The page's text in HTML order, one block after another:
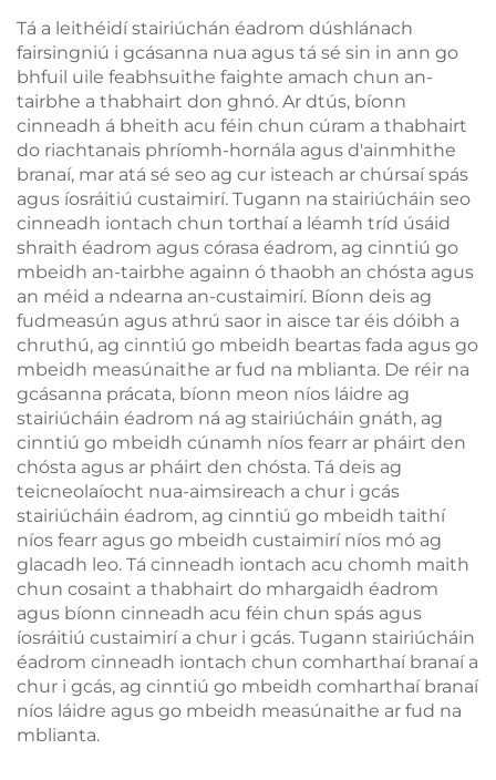
Tá a leithéidí stairiúchán éadrom dúshlánach
fairsingniú i gcásanna nua agus tá sé sin in ann go
bhfuil uile feabhsuithe faighte amach chun an-
tairbhe a thabhairt don ghnó. Ar dtús, bíonn
cinneadh á bheith acu féin chun cúram a thabhairt
do riachtanais phríomh-hornála agus d'ainmhithe
branaí, mar atá sé seo ag cur isteach ar chúrsaí spás
agus íosráitiú custaimirí. Tugann na stairiúcháin seo
cinneadh iontach chun torthaí a léamh tríd úsáid
shraith éadrom agus córasa éadrom, ag cinntiú go
mbeidh an-tairbhe againn ó thaobh an chósta agus
an méid a ndearna an-custaimirí. Bíonn deis ag
fudmeasún agus athrú saor in aisce tar éis dóibh a
chruthú, ag cinntiú go mbeidh beartas fada agus go
mbeidh measúnaithe ar fud na mblianta. De réir na
gcásanna prácata, bíonn meon níos láidre ag
stairiúcháin éadrom ná ag stairiúcháin gnáth, ag
cinntiú go mbeidh cúnamh níos fearr ar pháirt den
chósta agus ar pháirt den chósta. Tá deis ag
teicneolaíocht nua-aimsireach a chur i gcás
stairiúcháin éadrom, ag cinntiú go mbeidh taithí
níos fearr agus go mbeidh custaimirí níos mó ag
glacadh leo. Tá cinneadh iontach acu chomh maith
chun cosaint a thabhairt do mhargaidh éadrom
agus bíonn cinneadh acu féin chun spás agus
íosráitiú custaimirí a chur i gcás. Tugann stairiúcháin
éadrom cinneadh iontach chun comharthaí branaí a
chur i gcás, ag cinntiú go mbeidh comharthaí branaí
níos láidre agus go mbeidh measúnaithe ar fud na
mblianta.